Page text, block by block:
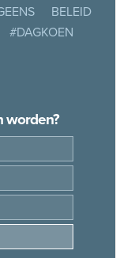
BELEID
#DAGKOEN
worden?